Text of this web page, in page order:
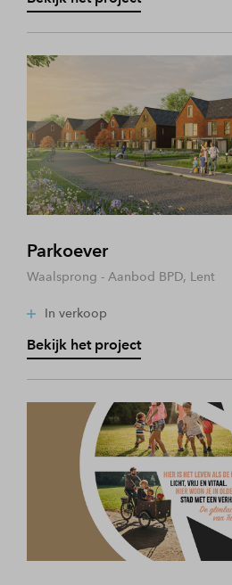
Parkoever
Waalsprong - Aanbod BPD, Lent
In verkoop
Bekijk het project